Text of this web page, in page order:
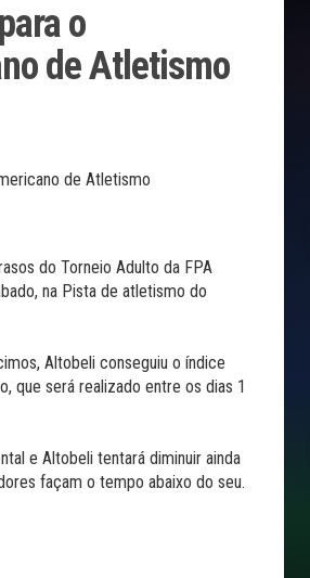
o
de Atletismo
do Torneio Adulto da FPA
na Pista de atletismo do
Altobeli conseguiu o índice
que será realizado entre os dias 1
e Altobeli tentará diminuir ainda
façam o tempo abaixo do seu.